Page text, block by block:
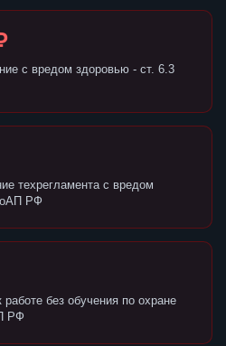
с вредом здоровью - ст. 6.3
техрегламента с вредом
РФ
без обучения по охране
РФ